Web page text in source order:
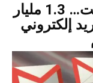
أكبر تسريب في تاريخ الإنترنت… 1.3 مليار
إلكتروني